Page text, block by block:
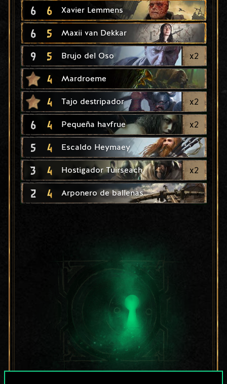
6 6 Xavier Lemmens
6 5 Maxii van Dekkar
9 5 Brujo del Oso x2
4 Mardroeme
4 Tajo destripador x2
6 4 Pequeña havfrue x2
5 4 Escaldo Heymaey
3 4 Hostigador Tuirseach x2
2 4 Arponero de ballenas